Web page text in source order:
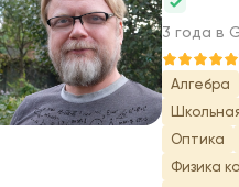
Н 3 года в
Алгебра
Оптика
Физика